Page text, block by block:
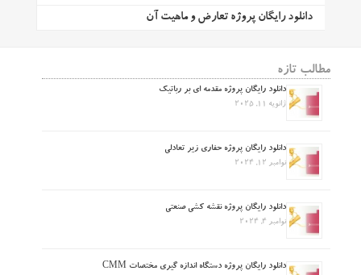
دانلود رایگان پروژه تعارض و ماهیت آن
مطالب تازه
دانلود رایگان پروژه مقدمه ای بر رباتیک
ژانویه 11, 2025
دانلود رایگان پروژه حفاری زیر تعادلی
نوامبر 12, 2024
دانلود رایگان پروژه نقشه کشی صنعتی
نوامبر 4, 2024
دانلود رایگان پروژه دستگاه اندازه گیری مختصات CMM